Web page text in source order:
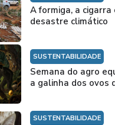
A formiga, a cigarra
desastre climático
SUSTENTABILIDADE
Semana do agro
a galinha dos ovos
SUSTENTABILIDADE